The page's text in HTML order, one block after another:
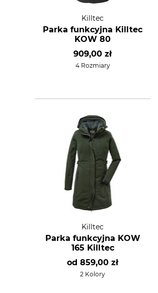
Killtec
Parka funkcyjna Killtec
KOW 80
909,00 zł
4 Rozmiary
Killtec
Parka funkcyjna KOW
165 Killtec
od 859,00 zł
2 Kolory